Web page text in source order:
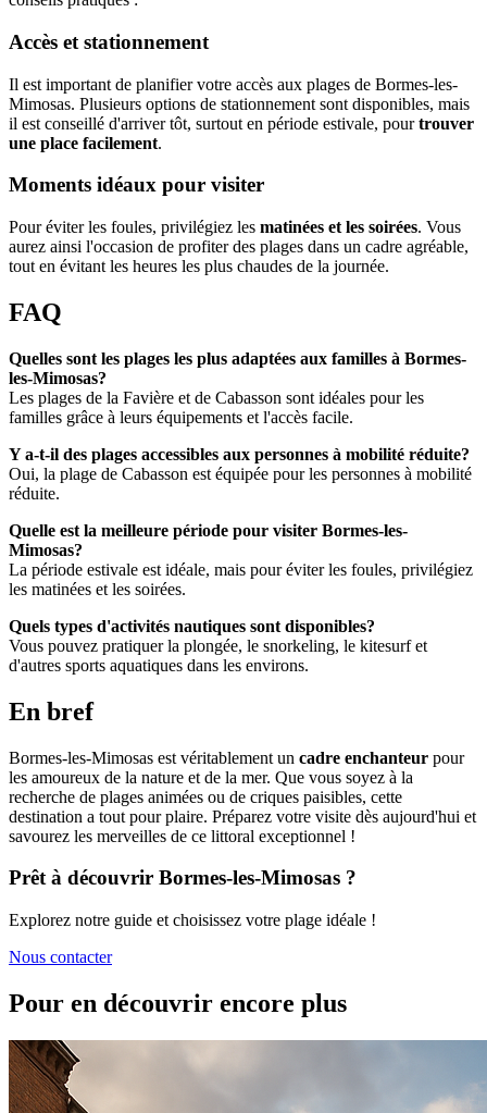
Accès et stationnement
Il est important de planifier votre accès aux plages de Bormes-les-
Mimosas. Plusieurs options de stationnement sont disponibles, mais
il est conseillé d'arriver tôt, surtout en période estivale, pourtrouver
une place facilement.
Moments idéaux pour visiter
Pour éviter les foules, privilégiez les matinées et les soirées. Vous
aurez ainsi l'occasion de profiter des plages dans un cadre agréable,
tout en évitant les heures les plus chaudes de la journée.
FAQ
Quelles sont les plages les plus adaptées aux familles à Bormes-
les-Mimosas?
Les plages de la Favière et de Cabasson sont idéales pour les
familles grâce à leurs équipements et l'accès facile.
Y a-t-il des plages accessibles aux personnes à mobilité réduite?
Oui, la plage de Cabasson est équipée pour les personnes à mobilité
réduite.
Quelle est la meilleure période pour visiter Bormes-les-
Mimosas?
La période estivale est idéale, mais pour éviter les foules, privilégiez
les matinées et les soirées.
Quels types d'activités nautiques sont disponibles?
Vous pouvez pratiquer la plongée, le snorkeling, le kitesurf et
d'autres sports aquatiques dans les environs.
En bref
Bormes-les-Mimosas est véritablement un cadre enchanteur pour
les amoureux de la nature et de la mer. Que vous soyez à la
recherche de plages animées ou de criques paisibles, cette
destination a tout pour plaire. Préparez votre visite dès aujourd'hui et
savourez les merveilles de ce littoral exceptionnel !
Prêt à découvrir Bormes-les-Mimosas ?
Explorez notre guide et choisissez votre plage idéale !
Nous contacter
Pour en découvrir encore plus